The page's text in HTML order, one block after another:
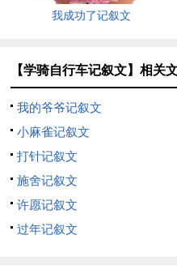
我成功了记叙文
【学骑自行车记叙文】相关
我的爷爷记叙文
小麻雀记叙文
打针记叙文
施舍记叙文
许愿记叙文
过年记叙文